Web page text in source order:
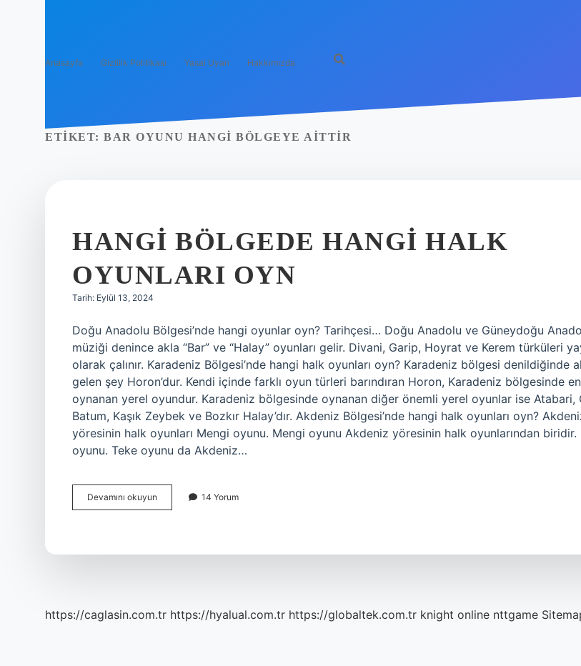
Anasayfa Gizlilik Politikası Yasal Uyarı Hakkımızda
ETIKET: BAR OYUNU HANGI BÖLGEYE AITTIR
HANGI BÖLGEDE HANGI HALK
OYUNLARI OYN
Tarih: Eylül 13, 2024
Doğu Anadolu Bölgesi’nde hangi oyunlar oyn? Tarihçesi… Doğu Anadolu ve Güneydoğu
müziği denince akla “Bar” ve “Halay” oyunları gelir. Divani, Garip, Hoyrat ve Kerem türküleri
olarak çalınır. Karadeniz Bölgesi’nde hangi halk oyunları oyn? Karadeniz bölgesi denildiğinde
gelen şey Horon’dur. Kendi içinde farklı oyun türleri barındıran Horon, Karadeniz bölgesinde
oynanan yerel oyundur. Karadeniz bölgesinde oynanan diğer önemli yerel oyunlar ise Atabari,
Batum, Kaşık Zeybek ve Bozkır Halay’dır. Akdeniz Bölgesi’nde hangi halk oyunları oyn?
yöresinin halk oyunları Mengi oyunu. Mengi oyunu Akdeniz yöresinin halk oyunlarından biridir.
oyunu. Teke oyunu da Akdeniz…
Devamını okuyun
Bölgede
14 Yorum
https://caglasin.com.tr https://hyalual.com.tr https://globaltek.com.tr knight online nttgame